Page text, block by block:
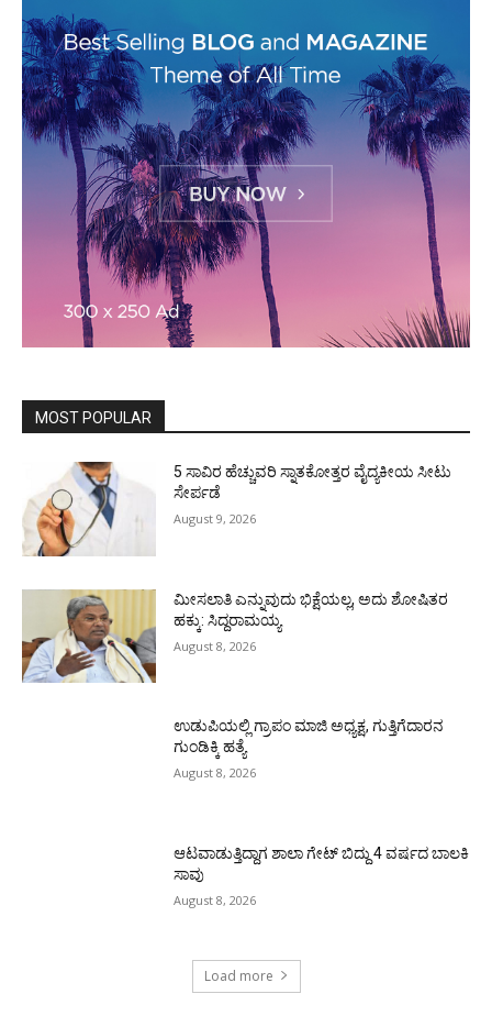
MOST POPULAR
5 ಸಾವಿರ ಹೆಚ್ಚುವರಿ ಸ್ನಾತಕೋತ್ತರ ವೈದ್ಯಕೀಯ ಸೀಟು
ಸೇರ್ಪಡೆ
August 9, 2026
ಮೀಸಲಾತಿ ಎನ್ನುವುದು ಭಿಕ್ಷೆಯಲ್ಲ, ಅದು ಶೋಷಿತರ
ಹಕ್ಕು: ಸಿದ್ದರಾಮಯ್ಯ
August 8, 2026
ಉಡುಪಿಯಲ್ಲಿ ಗ್ರಾಪಂ ಮಾಜಿ ಅಧ್ಯಕ್ಷ, ಗುತ್ತಿಗೆದಾರನ
ಗುಂಡಿಕ್ಕಿ ಹತ್ಯೆ
August 8, 2026
ಆಟವಾಡುತ್ತಿದ್ದಾಗ ಶಾಲಾ ಗೇಟ್‌ ಬಿದ್ದು 4 ವರ್ಷದ ಬಾಲಕಿ
ಸಾವು
August 8, 2026
Load more